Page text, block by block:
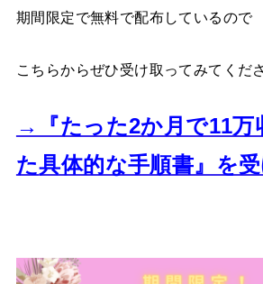
期間限定で無料で配布しているので
こちらからぜひ受け取ってみてくだ
→『たった2か月で11万
た具体的な手順書』を受